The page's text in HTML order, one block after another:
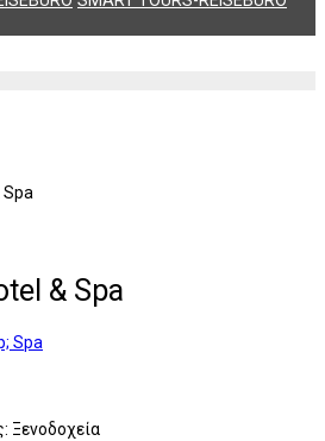
Spa
& Spa
Ξενοδοχεία